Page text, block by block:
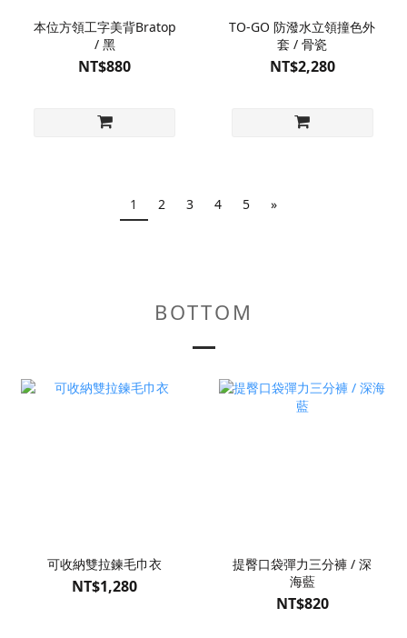
本位方領工字美背Bratop
/ 黑
NT$880
TO-GO 防潑水立領撞色外
套 / 骨瓷
NT$2,280
1 2 3 4 5 »
BOTTOM
可收納雙拉鍊毛巾衣
NT$1,280
提臀口袋彈力三分褲 / 深
海藍
NT$820